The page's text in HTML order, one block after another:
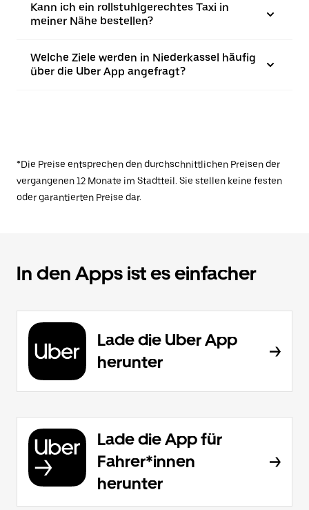
Kann ich ein rollstuhlgerechtes Taxi in
meiner Nähe bestellen?
Welche Ziele werden in Niederkassel häufig
über die Uber App angefragt?
*Die Preise entsprechen den durchschnittlichen Preisen der
vergangenen 12 Monate im Stadtteil. Sie stellen keine festen
oder garantierten Preise dar.
In den Apps ist es einfacher
Lade die Uber App
herunter
Lade die App für
Fahrer*innen
herunter